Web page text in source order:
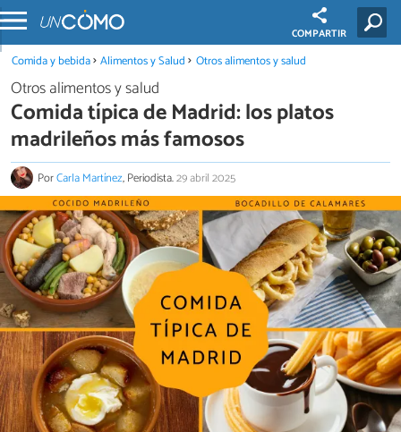
COMPARTIR
Comida y bebida Alimentos y Salud Otros alimentos y salud
Otros alimentos y salud
Comida típica de Madrid: los platos
madrileños más famosos
PorCarla Martínez, Periodista.29 abril 2025